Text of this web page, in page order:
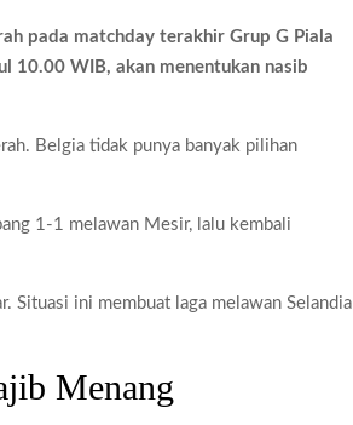
pada matchday terakhir Grup G Piala
10.00 WIB, akan menentukan nasib
Belgia tidak punya banyak pilihan
1-1 melawan Mesir, lalu kembali
Situasi ini membuat laga melawan Selandia
Menang